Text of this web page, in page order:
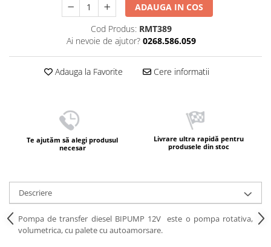
ADAUGA IN COS
Cod Produs: RMT389
Ai nevoie de ajutor? 0268.586.059
Adauga la Favorite Cere informatii
Te ajutăm să alegi produsul
necesar
Livrare ultra rapidă pentru
produsele din stoc
Descriere
Pompa de transfer diesel BIPUMP 12V este o pompa rotativa,
volumetrica, cu palete cu autoamorsare.